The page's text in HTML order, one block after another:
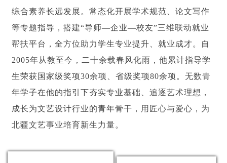
综合素养长远发展。常态化开展学术规范、论文写作
等专题指导，搭建“导师—企业—校友”三维联动就业
帮扶平台，全方位助力学生专业提升、就业成才。自
2005年从教至今，二十余载春风化雨，他累计指导学
生荣获国家级奖项30余项、省级奖项80余项。无数青
年学子在他的指引下夯实专业基础、追逐艺术理想，
成长为文艺设计行业的青年骨干，用匠心与爱心，为
北疆文艺事业培育新生力量。